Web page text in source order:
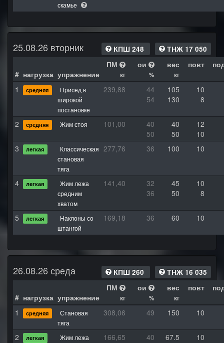
скамье
25.08.26 вторник КПШ 248 ТНЖ 17 050
# нагрузка упражнение
ПМ
кг
ои
%
вес
кг
повт
1 средняя
Присед в
широкой
постановке
239,88 44 105
10
54
130 8
2 средняя Жим стоя 101,00 40 40
12
50
50
10
3
легкая
Классическая
становая
тяга
277,76 36 100 10
4 легкая
Жим лежа
средним
хватом
141,40 32 45
10
36
50 8
5 легкая
Наклоны со
штангой
169,18 36 60 10
26.08.26 среда КПШ 260 ТНЖ 16 035
# нагрузка упражнение
ПМ
кг
ои
%
вес
кг
повт
1 средняя
Становая
тяга
308,06 49 150 10
2 легкая Жим лежа 166,65 40 67.5
10